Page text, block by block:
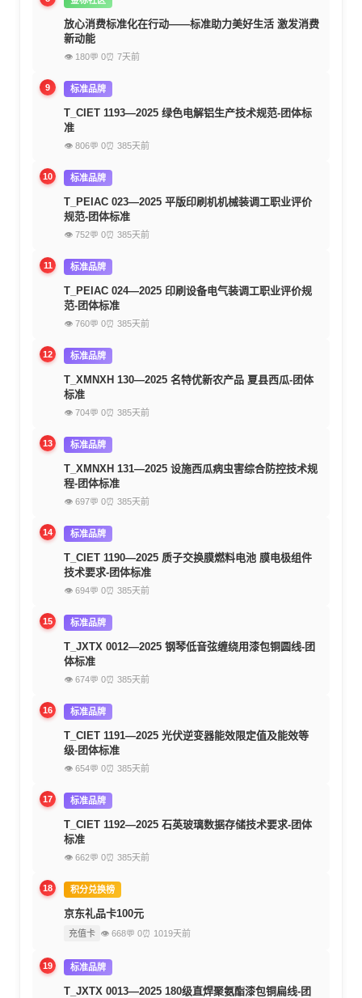
放心消费标准化在行动——标准助力美好生活 激发消费
新动能
👁 180💬 0⏰ 7天前
9 标准品牌
T_CIET 1193—2025 绿色电解铝生产技术规范-团体标
准
👁 806💬 0⏰ 385天前
10 标准品牌
T_PEIAC 023—2025 平版印刷机机械装调工职业评价
规范-团体标准
👁 752💬 0⏰ 385天前
11 标准品牌
T_PEIAC 024—2025 印刷设备电气装调工职业评价规
范-团体标准
👁 760💬 0⏰ 385天前
12 标准品牌
T_XMNXH 130—2025 名特优新农产品 夏县西瓜-团体
标准
👁 704💬 0⏰ 385天前
13 标准品牌
T_XMNXH 131—2025 设施西瓜病虫害综合防控技术规
程-团体标准
👁 697💬 0⏰ 385天前
14 标准品牌
T_CIET 1190—2025 质子交换膜燃料电池 膜电极组件
技术要求-团体标准
👁 694💬 0⏰ 385天前
15 标准品牌
T_JXTX 0012—2025 钢琴低音弦缠绕用漆包铜圆线-团
体标准
👁 674💬 0⏰ 385天前
16 标准品牌
T_CIET 1191—2025 光伏逆变器能效限定值及能效等
级-团体标准
👁 654💬 0⏰ 385天前
17 标准品牌
T_CIET 1192—2025 石英玻璃数据存储技术要求-团体
标准
👁 662💬 0⏰ 385天前
18 积分兑换榜
京东礼品卡100元
充值卡 👁 668💬 0⏰ 1019天前
19 标准品牌
T_JXTX 0013—2025 180级直焊聚氨酯漆包铜扁线-团